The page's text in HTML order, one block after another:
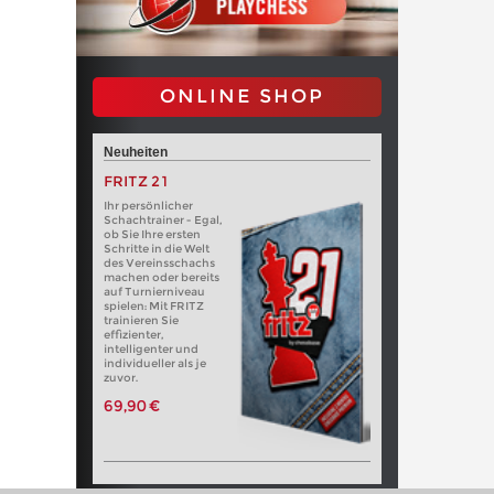
ONLINE SHOP
Neuheiten
FRITZ 21
Ihr persönlicher
Schachtrainer - Egal,
ob Sie Ihre ersten
Schritte in die Welt
des Vereinsschachs
machen oder bereits
auf Turnierniveau
spielen: Mit FRITZ
trainieren Sie
effizienter,
intelligenter und
individueller als je
zuvor.
69,90 €